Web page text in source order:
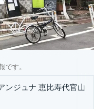
です。
ンジュナ 恵比寿代官山